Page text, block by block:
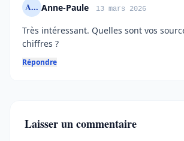
A... Anne-Paule 13 mars 2026
Très intéressant. Quelles sont vos
chiffres ?
Répondre
Laisser un commentaire